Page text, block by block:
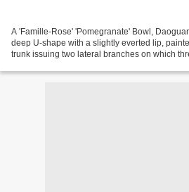
A 'Famille-Rose' 'Pomegranate' Bowl,
deep U-shape with a slightly everted lip,
trunk issuing two lateral branches on which